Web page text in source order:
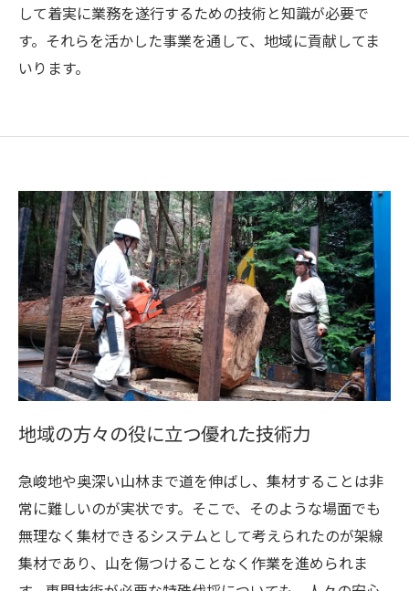
して着実に業務を遂行するための技術と知識が必要で
す。それらを活かした事業を通して、地域に貢献してま
いります。
地域の方々の役に立つ優れた技術力
急峻地や奥深い山林まで道を伸ばし、集材することは非
常に難しいのが実状です。そこで、そのような場面でも
無理なく集材できるシステムとして考えられたのが架線
集材であり、山を傷つけることなく作業を進められま